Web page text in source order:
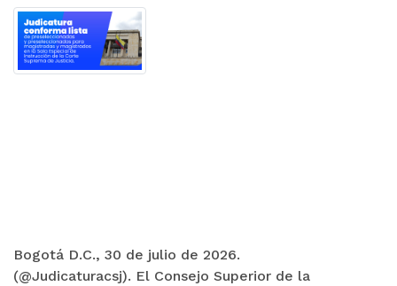
Bogotá D.C., 30 de julio de 2026.
(@Judicaturacsj). El Consejo Superior de la